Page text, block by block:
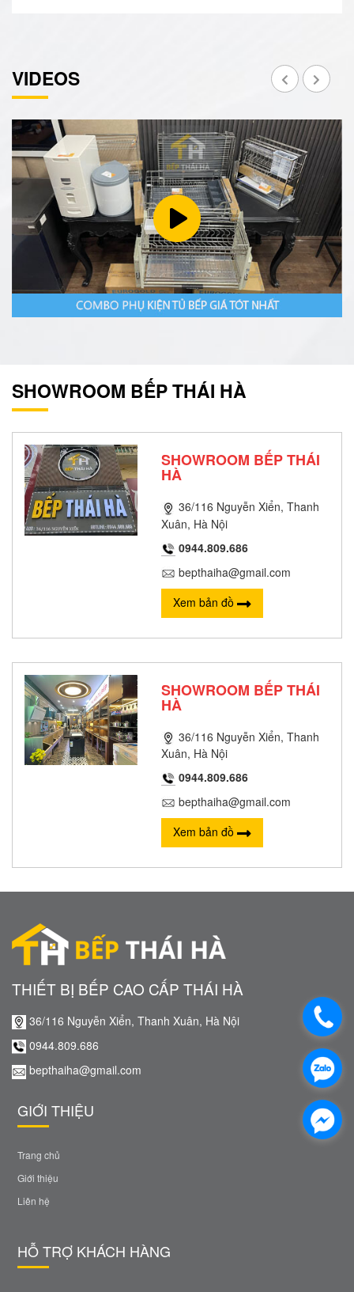
VIDEOS
SHOWROOM BẾP THÁI HÀ
SHOWROOM BẾP THÁI
HÀ
36/116 Nguyễn Xiển, Thanh
Xuân, Hà Nội
0944.809.686
bepthaiha@gmail.com
Xem bản đồ
SHOWROOM BẾP THÁI
HÀ
36/116 Nguyễn Xiển, Thanh
Xuân, Hà Nội
0944.809.686
bepthaiha@gmail.com
Xem bản đồ
THIẾT BỊ BẾP CAO CẤP THÁI HÀ
36/116 Nguyễn Xiển, Thanh Xuân, Hà Nội
0944.809.686
bepthaiha@gmail.com
GIỚI THIỆU
Trang chủ
Giới thiệu
Liên hệ
HỖ TRỢ KHÁCH HÀNG